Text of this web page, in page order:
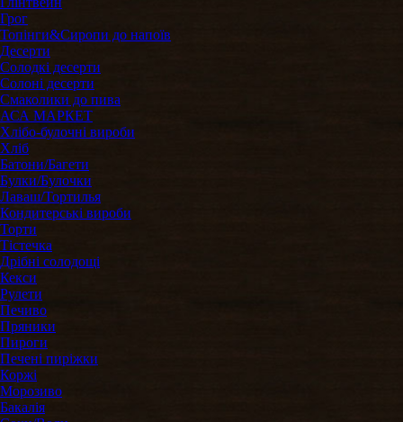
Грог
Топінги&Сиропи до напоїв
Десерти
Солодкі десерти
Солоні десерти
Смаколики до пива
АСА МАРКЕТ
Хлібо-булочні вироби
Хліб
Батони/Багети
Булки/Булочки
Лаваш/Тортилья
Кондитерські вироби
Торти
Тістечка
Дрібні солодощі
Кекси
Рулети
Печиво
Пряники
Пироги
Печені пиріжки
Коржі
Морозиво
Бакалія